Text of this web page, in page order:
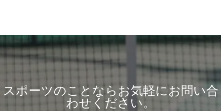
スポーツのことならお気軽にお問い合
わせください。